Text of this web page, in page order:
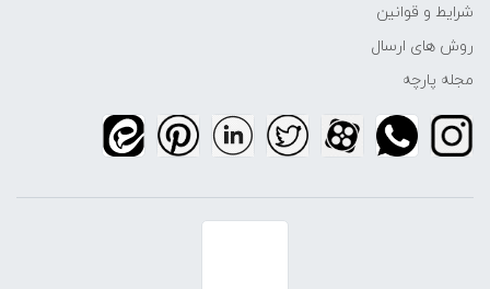
شرایط و قوانین
روش های ارسال
مجله پارچه